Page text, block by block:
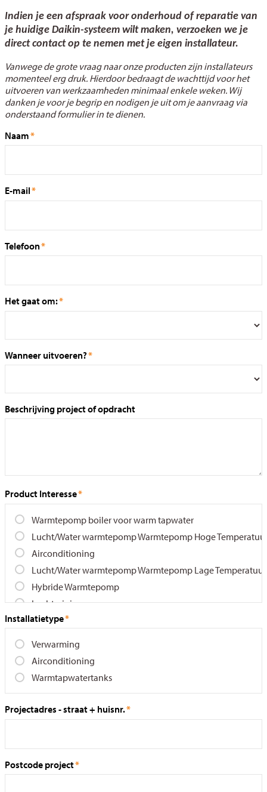
Indien je een afspraak voor onderhoud of reparatie van
je huidige Daikin-systeem wilt maken, verzoeken we je
direct contact op te nemen met je eigen installateur.
Vanwege de grote vraag naar onze producten zijn installateurs
momenteel erg druk. Hierdoor bedraagt de wachttijd voor het
uitvoeren van werkzaamheden minimaal enkele weken. Wij
danken je voor je begrip en nodigen je uit om je aanvraag via
onderstaand formulier in te dienen.
Naam
E-mail
Telefoon
Het gaat om:
Wanneer uitvoeren?
Beschrijving project of opdracht
Product Interesse
Installatietype
Projectadres - straat + huisnr.
Postcode project